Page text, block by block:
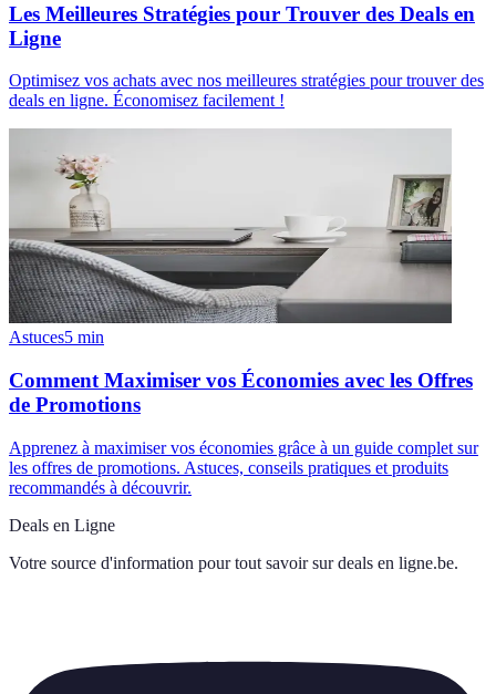
Les Meilleures Stratégies pour Trouver des Deals en
Ligne
Optimisez vos achats avec nos meilleures stratégies pour trouver des
deals en ligne. Économisez facilement !
Astuces5 min
Comment Maximiser vos Économies avec les Offres
de Promotions
Apprenez à maximiser vos économies grâce à un guide complet sur
les offres de promotions. Astuces, conseils pratiques et produits
recommandés à découvrir.
Deals en Ligne
Votre source d'information pour tout savoir sur deals en ligne.be.